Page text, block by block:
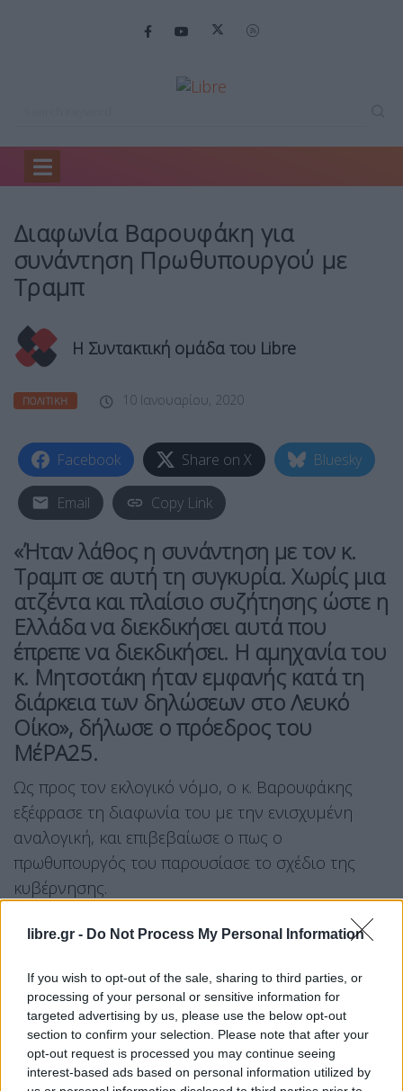
libre.gr - Do Not Process My Personal Information
If you wish to opt-out of the sale, sharing to third parties, or
processing of your personal or sensitive information for
targeted advertising by us, please use the below opt-out
section to confirm your selection. Please note that after your
opt-out request is processed you may continue seeing
interest-based ads based on personal information utilized by
Home
Διαφωνία Βαρουφάκη για
συνάντηση Πρωθυπουργού με
Τραμπ
Η Συντακτική ομάδα του Libre
ΠΟΛΙΤΙΚΉ 10 Ιανουαρίου, 2020
Facebook Share on X Bluesky
Email Copy Link
«Ήταν λάθος η συνάντηση με τον κ.
Τραμπ σε αυτή τη συγκυρία. Χωρίς μια
ατζέντα και πλαίσιο συζήτησης ώστε η
Ελλάδα να διεκδικήσει αυτά που
έπρεπε να διεκδικήσει. Η αμηχανία του
κ. Μητσοτάκη ήταν εμφανής κατά τη
διάρκεια των δηλώσεων στο Λευκό
Οίκο», δήλωσε ο πρόεδρος του
ΜέΡΑ25.
Ως προς τον εκλογικό νόμο, ο κ. Βαρουφάκης
εξέφρασε τη διαφωνία του με την ενισχυμένη
αναλογική, και επιβεβαίωσε ο πως ο
πρωθυπουργός του παρουσίασε το σχέδιο της
κυβέρνησης.
Facebook Share on X Bluesky
Email Copy Link
Tags: Βαρουφάκης
Σχετικά Άρθρα